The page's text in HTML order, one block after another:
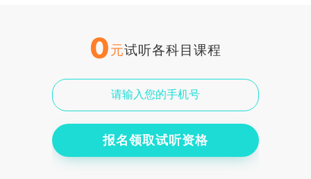
0元试听各科目课程
报名领取试听资格